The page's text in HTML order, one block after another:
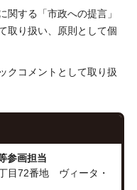
関する「市政への提言」
取り扱い、原則として個
クコメントとして取り扱
参画担当
目72番地 ヴィータ・